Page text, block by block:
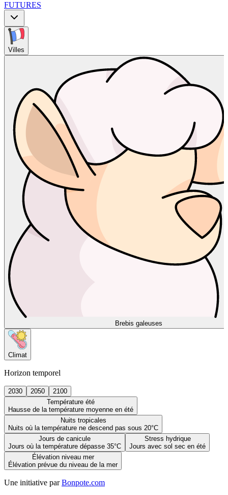
FUTURES
Villes
Brebis galeuses
Climat
Horizon temporel
2030 2050
2100
Température été
Hausse de la température moyenne en été
Nuits tropicales
Nuits où la température ne descend pas sous 20°C
Jours de canicule
Jours où la température dépasse 35°C
Stress hydrique
Jours avec sol sec en été
Élévation niveau mer
Élévation prévue du niveau de la mer
Une initiative par Bonpote.com